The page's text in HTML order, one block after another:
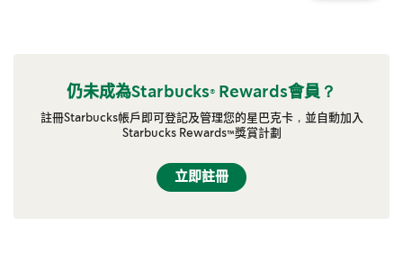
仍未成為Starbucks® Rewards會員？
註冊Starbucks帳戶即可登記及管理您的星巴克卡，並自動加入
Starbucks Rewards™獎賞計劃
立即註冊